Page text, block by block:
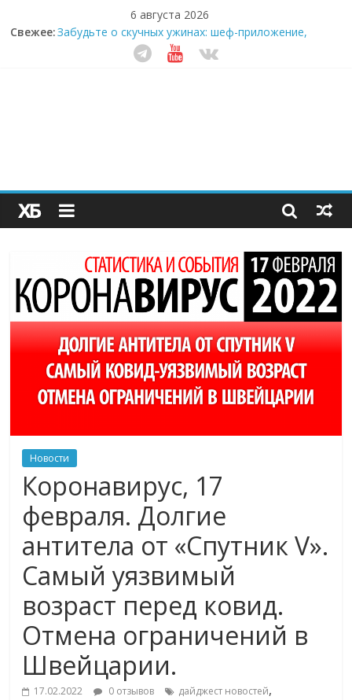
6 августа 2026
Свежее:Забудьте о скучных ужинах: шеф-приложение,
которое видит вашу еду насквозь
Небо зовёт: как бизнес на полётах дронов и
Секрет супергидратации: почему кокосовая вода с
пребиотиками становится главным трендом
здорового питания
Новости
Коронавирус, 17
февраля. Долгие
антитела от «Спутник V».
Самый уязвимый
возраст перед ковид.
Отмена ограничений в
Швейцарии.
17.02.2022 0 отзывов дайджест новостей,